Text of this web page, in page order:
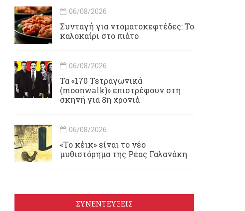
06/08/2026
Συνταγή για ντοματοκεφτέδες: Το
καλοκαίρι στο πιάτο
06/08/2026
Τα «170 Τετραγωνικά
(moonwalk)» επιστρέφουν στη
σκηνή για 8η χρονιά
06/08/2026
«Το κέικ» είναι το νέο
μυθιστόρημα της Ρέας Γαλανάκη
ΣΥΝΕΝΤΕΥΞΕΙΣ